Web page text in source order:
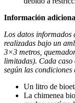
Información
Los datos informados
realizadas bajo un
3×3 metros,
limitadas). Cada caso
según las
Un litro de
La chimenea